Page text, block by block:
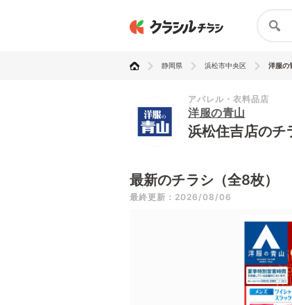
静岡県 浜松市中央区 洋服の
アパレル・衣料品店
洋服の青山
浜松住吉店のチ
最新のチラシ（全8枚）
最終更新：2026/08/06